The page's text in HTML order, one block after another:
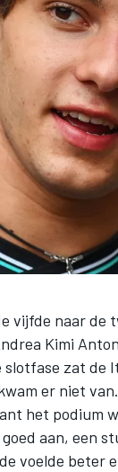
vijfde naar de
Kimi
zat de
er niet van.
het podium
aan, een
voelde beter